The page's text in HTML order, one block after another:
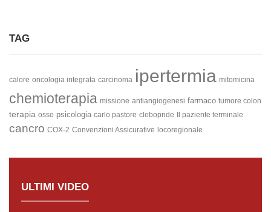
TAG
calore oncologia integrata carcinoma ipertermia mitomicina
chemioterapia missione antiangiogenesi farmaco tumore colon
terapia osso psicologia carlo pastore clebopride Il paziente terminale
cancro COX-2 Convenzioni Assicurative locoregionale
ULTIMI VIDEO